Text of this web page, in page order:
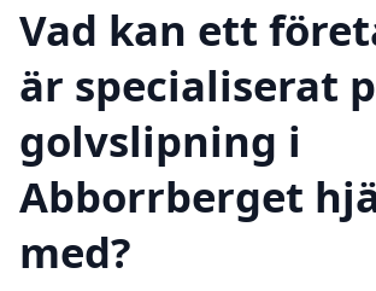
Vad kan ett
är specialiserat
golvslipning i
Abborrberget
med?